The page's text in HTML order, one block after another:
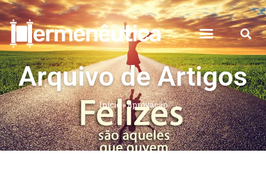
Arquivo de Artigos
Início»aprovação